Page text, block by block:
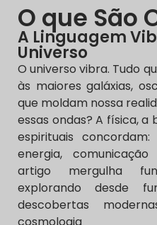
O que São
A Linguagem
Universo
O universo vibra. Tudo
às maiores galáxias,
que moldam nossa
essas ondas? A física,
espirituais
energia,
artigo mergulha
explorando desde
descobertas
cosmologia